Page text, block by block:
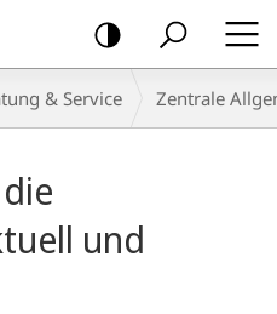
& Service Zentrale
und